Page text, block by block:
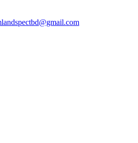
landspectbd@gmail.com